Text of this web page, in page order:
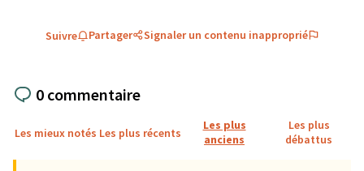
Suivre Partager Signaler un contenu inapproprié
0 commentaire
Les mieux notés Les plus récents
Les plus
anciens
Les plus
débattus